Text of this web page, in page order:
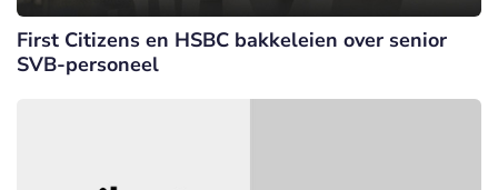
First Citizens en HSBC bakkeleien over senior
SVB-personeel